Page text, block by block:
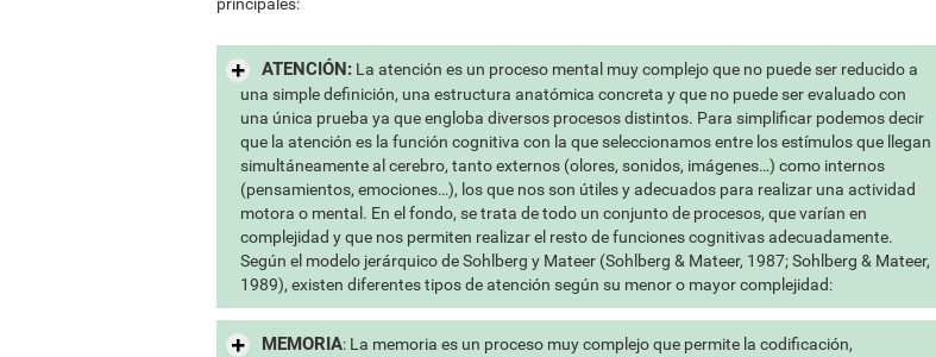
ATENCIÓN:La atención es un proceso mental muy complejo que no puede ser reducido a
una simple definición, una estructura anatómica concreta y que no puede ser evaluado con
una única prueba ya que engloba diversos procesos distintos. Para simplificar podemos decir
que la atención es la función cognitiva con la que seleccionamos entre los estímulos que llegan
simultáneamente al cerebro, tanto externos (olores, sonidos, imágenes…) como internos
(pensamientos, emociones…), los que nos son útiles y adecuados para realizar una actividad
motora o mental. En el fondo, se trata de todo un conjunto de procesos, que varían en
complejidad y que nos permiten realizar el resto de funciones cognitivas adecuadamente.
Según el modelo jerárquico de Sohlberg y Mateer (Sohlberg & Mateer, 1987; Sohlberg & Mateer,
1989), existen diferentes tipos de atención según su menor o mayor complejidad:
MEMORIA: La memoria es un proceso muy complejo que permite la codificación,